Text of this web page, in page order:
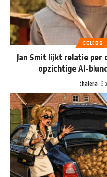
CELEBS
Jan Smit lijkt relatie per
opzichtige AI-
thalena 6